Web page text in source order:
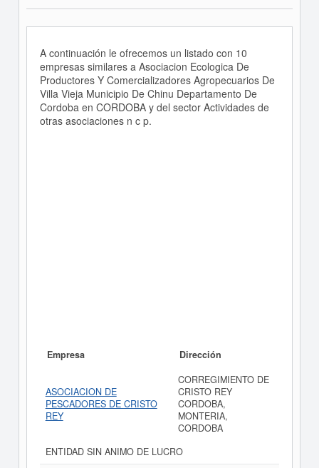
A continuación le ofrecemos un listado con 10
empresas similares a Asociacion Ecologica De
Productores Y Comercializadores Agropecuarios De
Villa Vieja Municipio De Chinu Departamento De
Cordoba en CORDOBA y del sector Actividades de
otras asociaciones n c p.
Empresa Dirección
ASOCIACION DE
PESCADORES DE CRISTO
REY
CORREGIMIENTO DE
CRISTO REY
CORDOBA,
MONTERIA,
CORDOBA
ENTIDAD SIN ANIMO DE LUCRO